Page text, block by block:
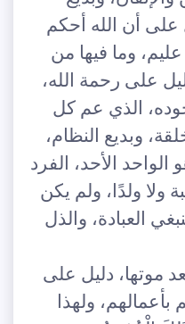
على أن الله أحكم
وما فيها من
على رحمة الله،
الذي عم كل
وبديع النظام،
الواحد الأحد، الفرد
ولا ولدًا، ولم يكن
العبادة، والذل
موتها، دليل على
بأعمالهم، ولهذا